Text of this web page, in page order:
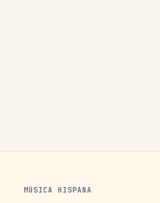
MÚSICA HISPANA